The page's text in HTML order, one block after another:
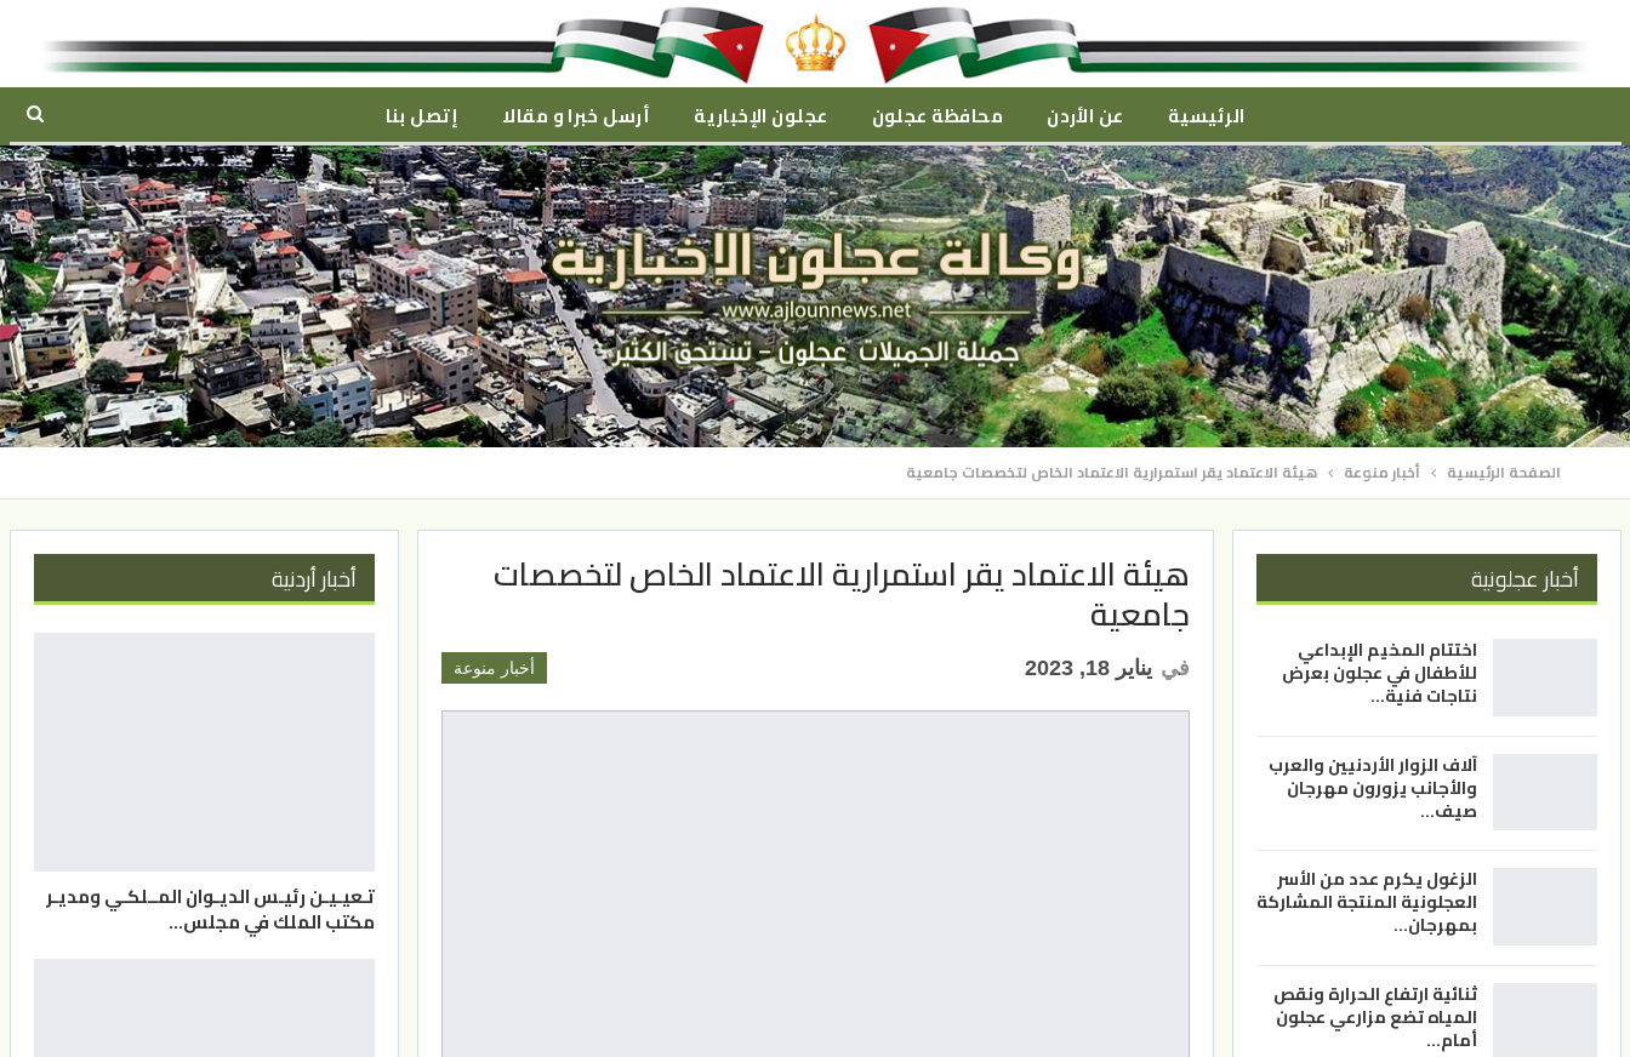
الرئيسية عن الأردن محافظة عجلون عجلون الإخبارية أرسل خبرا و مقالا إتصل بنا
الصفحة الرئيسية أخبار منوعة هيئة الاعتماد يقر استمرارية الاعتماد الخاص لتخصصات جامعية
هيئة الاعتماد يقر استمرارية الاعتماد الخاص لتخصصات
جامعية
أخبار منوعة في يناير 18, 2023
أخبار عجلونية
اختتام المخيم الإبداعي
للأطفال في عجلون بعرض
نتاجات فنية…
آلاف الزوار الأردنيين والعرب
والأجانب يزورون مهرجان
صيف…
الزغول يكرم عدد من الأسر
العجلونية المنتجة المشاركة
بمهرجان…
ثنائية ارتفاع الحرارة ونقص
المياه تضع مزارعي عجلون
أمام…
أخبار أردنية
تـعيـيـن رئيـس الديـوان المــلكـي ومديـر
مكتب الملك في مجلس…